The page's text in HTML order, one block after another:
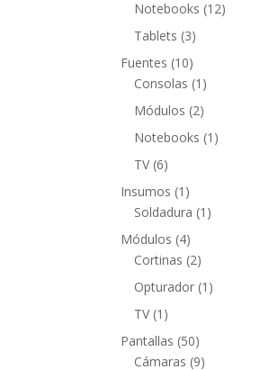
Notebooks 1212
Tablets 33
productos
Fuentes 1010
productos
Consolas 1 1
producto
Módulos 22
productos
Notebooks 1 1
TV 66
productos
Insumos 1 1
producto
Soldadura 1 1
Módulos 44
productos
Cortinas 22
productos
Opturador 1 1
TV 1 1
producto
Pantallas 5050
productos
Cámaras 99